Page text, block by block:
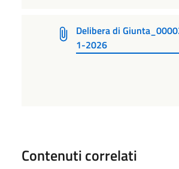
Delibera di
1-2026
Contenuti correlati